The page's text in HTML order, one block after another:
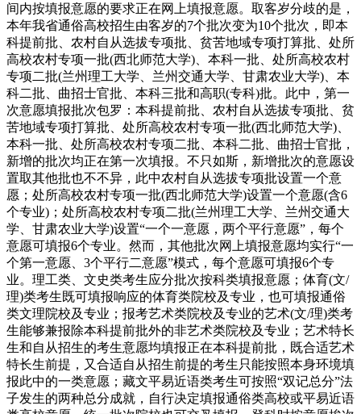
间内按填报意愿的要求正在网上填报意愿。取客岁分歧的是，
本年我省通俗高校招生由客岁的7个批次变为10个批次，即本
科提前批、农村自从选拔专项批、贫苦地域专项打算批、处所
高校农村专项一批(西北师范大学)、本科一批、处所高校农村
专项二批(兰州理工大学、兰州交通大学、甘肃农业大学)、本
科二批、曲招士官批、本科三批和高职(专科)批。此中，第一
次意愿填报批次包罗：本科提前批、农村自从选拔专项批、贫
苦地域专项打算批、处所高校农村专项一批(西北师范大学)、
本科一批、处所高校农村专项二批、本科二批、曲招士官批，
新增的批次均正在第一次填报。不只如斯，新增批次的意愿设
置取其他批也不不异，此中农村自从选拔专项批设置一个意
愿；处所高校农村专项一批(西北师范大学)设置一个意愿(含6
个专业)；处所高校农村专项二批(兰州理工大学、兰州交通大
学、甘肃农业大学)设置“一个一意愿，两个平行意愿”，每个
意愿可填报6个专业。然而，其他批次网上填报意愿均实行“一
个第一意愿、3个平行二意愿”模式，每个意愿可填报6个专
业。理工类、文史类考生应分批次按科类填报意愿；体育(文/
理)类考生既可填报响应的体育类院校及专业，也可填报通俗
类文理院校及专业；报考艺术类院校及专业的艺术(文/理)类考
生能够兼报除本科提前批外的非艺术类院校及专业；艺术特长
生和自从招生的考生意愿均填报正在本科提前批，既合适艺术
特长生前提，又合适自从招生前提的考生只能按照本身环境填
报此中的一类意愿；藏文平易近语类考生可按照“双记总分”法
子发生的两种总分成就，自行决定填报通俗类高校或平易近语